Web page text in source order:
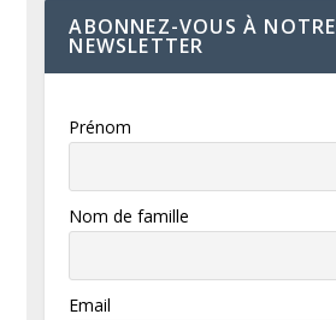
ABONNEZ-VOUS À NOTRE
NEWSLETTER
Prénom
Nom de famille
Email